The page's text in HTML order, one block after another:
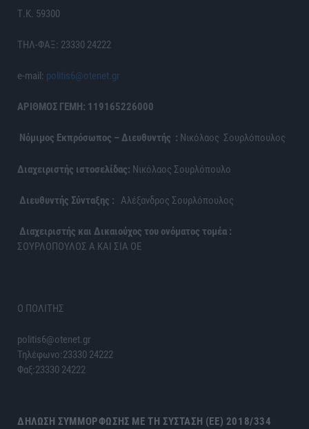
Τ.Κ. 59300
ΤΗΛ-ΦΑΞ: 23330 24222
e-mail: politis6@otenet.gr
ΑΡΙΘΜΟΣ ΓΕΜΗ: 119165226000
Νόμιμος Εκπρόσωπος – Διευθυντής : Νικόλαος Σουρλόπουλος
Διαχειριστής ιστοσελίδας: Νικόλαος Σουρλόπουλο
Διευθυντής Σύνταξης : Αλέξανδρος Σουρλόπουλος
Διαχειριστής και Δικαιούχος του ονόματος τομέα :
ΣΟΥΡΛΟΠΟΥΛΟΣ Α ΚΑΙ ΣΙΑ ΟΕ
Ο ΠΟΛΙΤΗΣ
politis6@otenet.gr
Τηλέφωνο:23330 24222
Φαξ:23330 24222
ΔΉΛΩΣΗ ΣΥΜΜΌΡΦΩΣΗΣ ΜΕ ΤΗ ΣΎΣΤΑΣΗ (ΕΕ) 2018/334